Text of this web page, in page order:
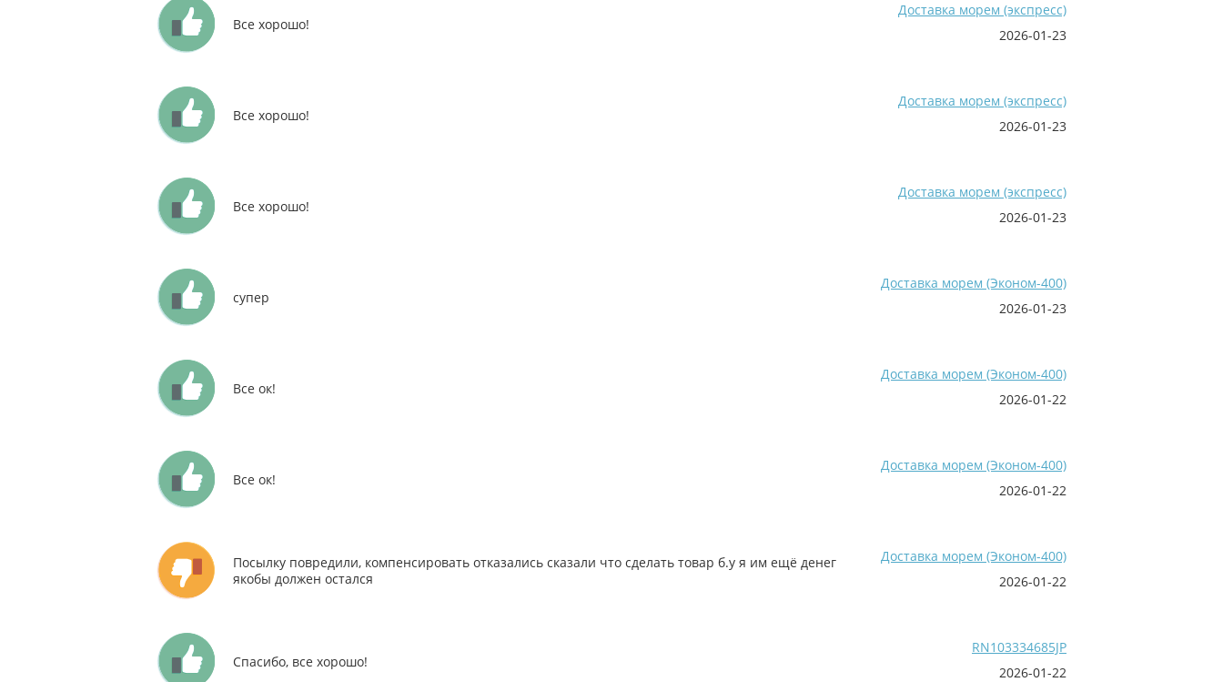
Доставка морем (экспресс)
2026-01-23
Все хорошо!
Доставка морем (экспресс)
2026-01-23
Все хорошо!
Доставка морем (экспресс)
2026-01-23
Все хорошо!
Доставка морем (Эконом-400)
2026-01-23
супер
Доставка морем (Эконом-400)
2026-01-22
Все ок!
Доставка морем (Эконом-400)
2026-01-22
Все ок!
Доставка морем (Эконом-400)
2026-01-22
Посылку повредили, компенсировать отказались сказали что сделать товар б.у я им ещё денег
якобы должен остался
RN103334685JP
2026-01-22
Спасибо, все хорошо!